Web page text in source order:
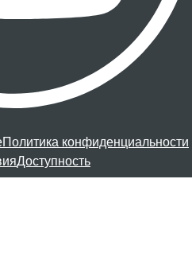
Политика конфиденциальности
Доступность